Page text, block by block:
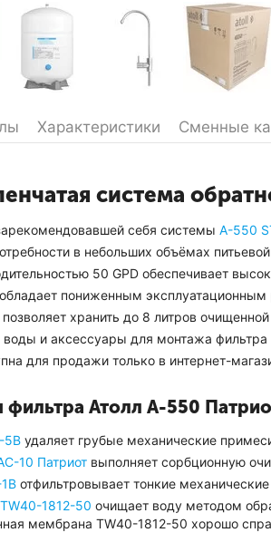
Характеристики Сменные
система
себя системы A-550
в небольших объёмах
50 GPD обеспечивает
обладает пониженным эксплуатационным
хранить до 8 литров
и аксессуары для монтажа фильтра
для продажи только в интернет-
Атолл A-550
5В удаляет грубые механические
10 Патриот выполняет сорбционную
отфильтровывает тонкие
1812-50 очищает воду методом
мембрана TW40-1812-50 хорошо